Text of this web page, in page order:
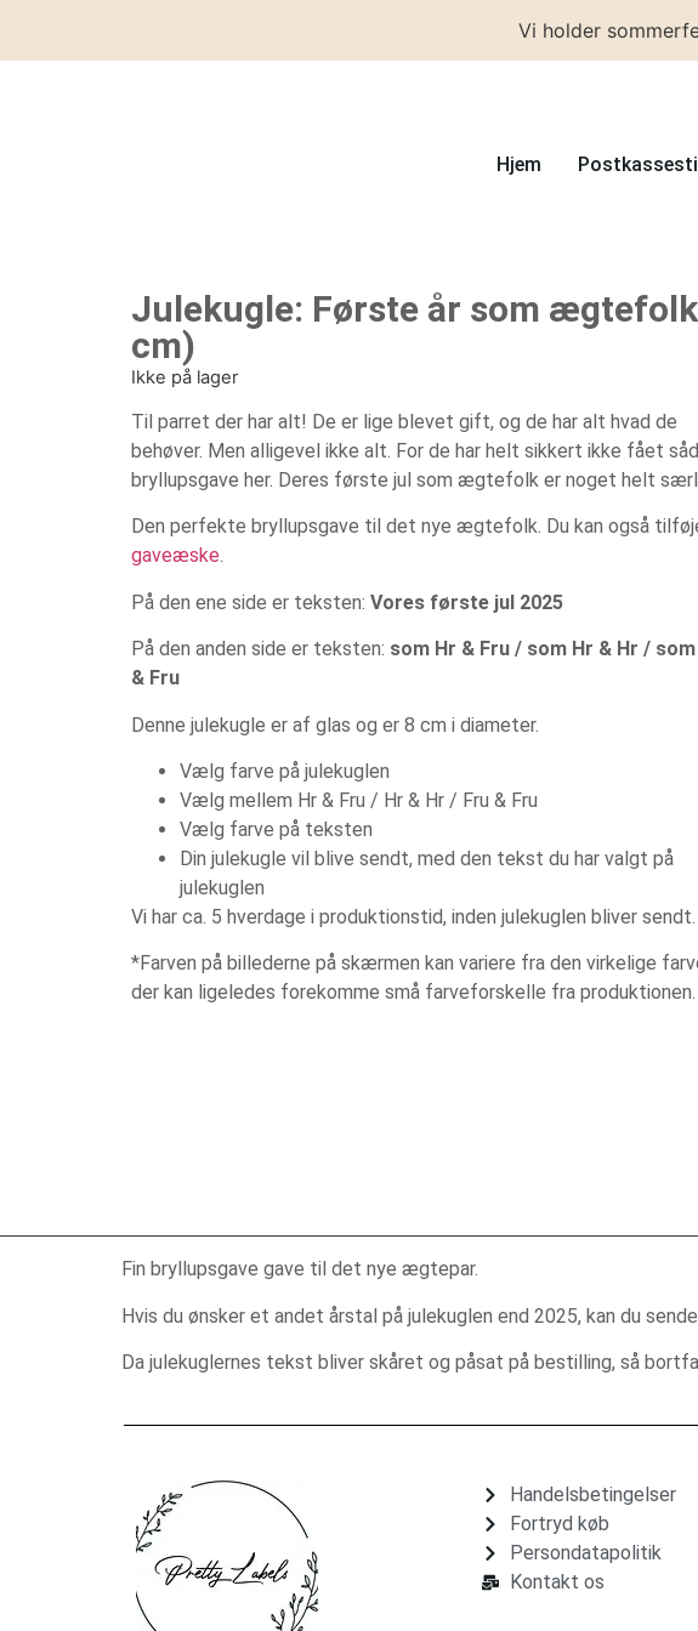
Vi holder
Hjem
Julekugle: Første år som
cm)
Ikke på lager
Til parret der har alt! De er lige blevet gift, og de har alt hvad de
behøver. Men alligevel ikke alt. For de har helt sikkert ikke fået
bryllupsgave her. Deres første jul som ægtefolk er noget helt
Den perfekte bryllupsgave til det nye ægtefolk. Du kan også
gaveæske.
På den ene side er teksten: Vores første jul 2025
På den anden side er teksten: som Hr & Fru / som Hr & Hr /
& Fru
Denne julekugle er af glas og er 8 cm i diameter.
Vælg farve på julekuglen
Vælg mellem Hr & Fru / Hr & Hr / Fru & Fru
Vælg farve på teksten
Din julekugle vil blive sendt, med den tekst du har valgt på
julekuglen
Vi har ca. 5 hverdage i produktionstid, inden julekuglen bliver sendt.
*Farven på billederne på skærmen kan variere fra den virkelige
der kan ligeledes forekomme små farveforskelle fra produktionen.
Fin bryllupsgave gave til det nye ægtepar.
Hvis du ønsker et andet årstal på julekuglen end 2025, kan du
Da julekuglernes tekst bliver skåret og påsat på bestilling, så
Handelsbetingelser
Fortryd køb
Persondatapolitik
Kontakt os